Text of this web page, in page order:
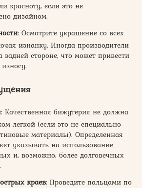
красноту, если это не
дизайном.
: Осмотрите украшение со всех
изнанку. Иногда производители
задней стороне, что может привести
: Качественная бижутерия не должна
легкой (если это не специально
материалы). Определенная
указывать на использование
и, возможно, более долговечных
краев: Проведите пальцами по